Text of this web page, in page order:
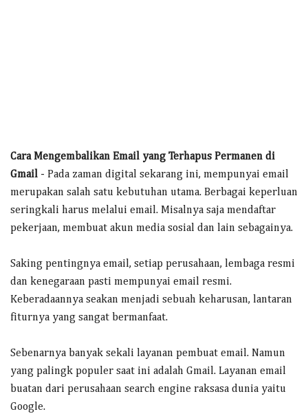
Cara Mengembalikan Email yang Terhapus Permanen di
Gmail - Pada zaman digital sekarang ini, mempunyai email
merupakan salah satu kebutuhan utama. Berbagai keperluan
seringkali harus melalui email. Misalnya saja mendaftar
pekerjaan, membuat akun media sosial dan lain sebagainya.
Saking pentingnya email, setiap perusahaan, lembaga resmi
dan kenegaraan pasti mempunyai email resmi.
Keberadaannya seakan menjadi sebuah keharusan, lantaran
fiturnya yang sangat bermanfaat.
Sebenarnya banyak sekali layanan pembuat email. Namun
yang palingk populer saat ini adalah Gmail. Layanan email
buatan dari perusahaan search engine raksasa dunia yaitu
Google.